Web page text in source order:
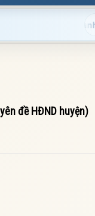
nhanh chóng,
đề HĐND huyện)